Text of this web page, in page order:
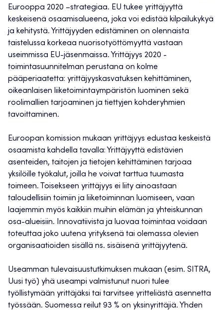
Eurooppa 2020 –strategiaa. EU tukee yrittäjyyttä
keskeisenä osaamisalueena, joka voi edistää kilpailukykyä
ja kehitystä. Yrittäjyyden edistäminen on olennaista
taistelussa korkeaa nuorisotyöttömyyttä vastaan
useimmissa EU-jäsenmaissa. Yrittäjyys 2020 -
toimintasuunnitelman perustana on kolme
pääperiaatetta: yrittäjyyskasvatuksen kehittäminen,
oikeanlaisen liiketoimintaympäristön luominen sekä
roolimallien tarjoaminen ja tiettyjen kohderyhmien
tavoittaminen.
Euroopan komission mukaan yrittäjyys edustaa keskeistä
osaamista kahdella tavalla: Yrittäjyyttä edistävien
asenteiden, taitojen ja tietojen kehittäminen tarjoaa
yksilöille työkalut, joilla he voivat tarttua tuumasta
toimeen. Toisekseen yrittäjyys ei liity ainoastaan
taloudellisiin toimiin ja liiketoiminnan luomiseen, vaan
laajemmin myös kaikkiin muihin elämän ja yhteiskunnan
osa-alueisiin. Innovatiivista ja luovaa toimintaa voidaan
toteuttaa joko uutena yrityksenä tai olemassa olevien
organisaatioiden sisällä ns. sisäisenä yrittäjyytenä.
Useamman tulevaisuustutkimuksen mukaan (esim. SITRA,
Uusi työ) yhä useampi valmistunut nuori tulee
työllistymään yrittäjäksi tai tarvitsee yritteliästä asennetta
työssään. Suomessa reilut 93 % on yksinyrittäjiä. Yhden